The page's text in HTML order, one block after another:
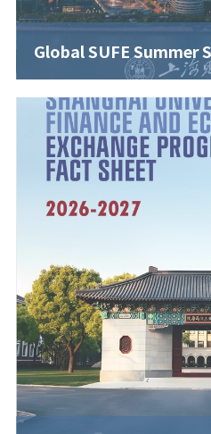
Global SUFE Summer
SUFE Factsheet 2026-